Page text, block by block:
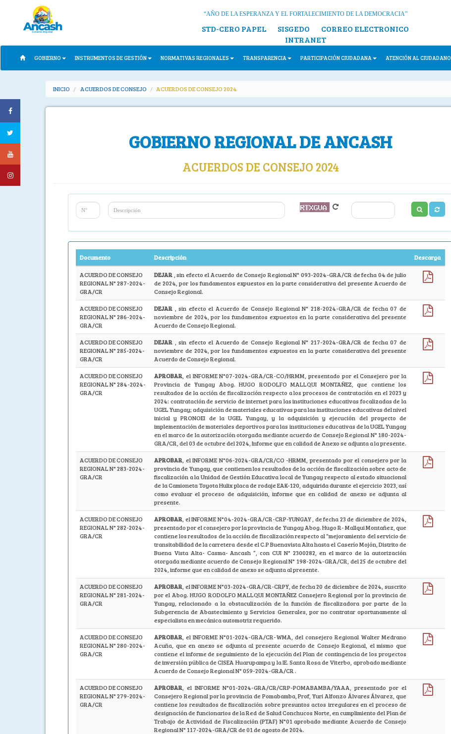
“AÑO DE LA ESPERANZA Y EL FORTALECIMIENTO DE LA DEMOCRACIA”
STD-CERO PAPEL SISGEDO
CORREO ELECTRONICO
INTRANET
GOBIERNO INSTRUMENTOS DE GESTIÓN NORMATIVAS REGIONALES TRANSPARENCIA PARTICIPACIÓN CIUDADANA ATENCIÓN AL CIUDADANO
INICIO ACUERDOS DE CONSEJO ACUERDOS DE CONSEJO 2024
GOBIERNO REGIONAL DE ANCASH
ACUERDOS DE CONSEJO 2024
Documento Descripción Descarga
ACUERDO DE CONSEJO
REGIONAL N° 287-2024-
GRA/CR
DEJAR , sin efecto el Acuerdo de Consejo Regional N° 093-2024-GRA/CR de fecha 04 de julio
de 2024, por los fundamentos expuestos en la parte considerativa del presente Acuerdo de
Consejo Regional.
ACUERDO DE CONSEJO
REGIONAL N° 286-2024-
GRA/CR
DEJAR
, sin efecto el Acuerdo de Consejo Regional N° 218-2024-GRA/CR de fecha 07 de
noviembre de 2024, por los fundamentos expuestos en la parte considerativa del presente
Acuerdo de Consejo Regional.
ACUERDO DE CONSEJO
REGIONAL N° 285-2024-
GRA/CR
DEJAR
, sin efecto el Acuerdo de Consejo Regional N° 217-2024-GRA/CR de fecha 07 de
noviembre de 2024, por los fundamentos expuestos en la parte considerativa del presente
Acuerdo de Consejo Regional.
ACUERDO DE CONSEJO
REGIONAL N° 284-2024-
GRA/CR
APROBAR , el INFORME N°07-2024-GRA/CR-CO/HRMM, presentado por el Consejero por la
Provincia de Yungay Abog. HUGO RODOLFO MALLQUI MONTAÑEZ, que contiene los
resultados de la acción de fiscalización respecto a los procesos de contratación en el 2023 y
2024: contratación de servicio de internet para las instituciones educativas focalizadas de la
UGEL Yungay; adquisición de materiales educativas para las instituciones educativas del nivel
inicial y PRONOEI de la UGEL Yungay, y la adquisición y ejecución del proyecto de
implementación de materiales deportivos para las instituciones educativas de la UGEL Yungay
en el marco de la autorización otorgada mediante acuerdo de Consejo Regional N° 180-2024-
GRA/CR, del 03 de octubre del 2024, Informe que en calidad de Anexo se adjunta a la presente.
ACUERDO DE CONSEJO
REGIONAL N° 283-2024-
GRA/CR
APROBAR , el INFORME N°06-2024-GRA/CR/CO -HRMM, presentado por el consejero por la
provincia de Yungay, que contienen los resultados de la acción de fiscalización sobre acto de
fiscalización a la Unidad de Gestión Educativa local de Yungay respecto al estado situacional
de la Camioneta Toyota Hulix placa de rodaje EAK-120, adquirida durante el ejercicio 2023, así
como evaluar el proceso de adquisición, informe que en calidad de anexo se adjunta al
presente.
ACUERDO DE CONSEJO
REGIONAL N° 282-2024-
GRA/CR
APROBAR , el INFORME N°04-2024-GRA/CR-CRP-YUNGAY , de fecha 23 de diciembre de 2024,
presentado por el consejero por la provincia de Yungay Abog. Hugo R- Mallqui Montañez, que
contiene los resultados de la acción de fiscalización respecto al “mejoramiento del servicio de
transitabilidad de la carretera desde el C.P Buenavista Alta hasta el Caserío Mojón, Distrito de
Buena Vista Alta- Casma- Ancash ”, con CUI N° 2300282, en el marco de la autorización
otorgada mediante acuerdo de Consejo Regional N° 198-2024-GRA/CR, del 25 de octubre del
2024, informe que en calidad de anexo se adjunta al presente.
ACUERDO DE CONSEJO
REGIONAL N° 281-2024-
GRA/CR
APROBAR , el INFORME N°03-2024-GRA/CR-CRPY, de fecha 20 de diciembre de 2024, suscrito
por el Abog. HUGO RODOLFO MALLQUI MONTAÑEZ Consejero Regional por la provincia de
Yungay, relacionado a la obstaculización de la función de fiscalizadora por parte de la
Subgerencia de Abastecimiento y Servicios Generales, por no contratar oportunamente al
especialista en mecánica automotriz requerido.
ACUERDO DE CONSEJO
REGIONAL N° 280-2024-
GRA/CR
APROBAR , el INFORME N°01-2024-GRA/CR-WMA, del consejero Regional Walter Medrano
Acuña, que en anexo se adjunta al presente acuerdo de Consejo Regional, el mismo que
contiene el informe de seguimiento de la ejecución del Plan de contingencia de los proyectos
de inversión pública de CISEA Huarupampa y la IE. Santa Rosa de Viterbo, aprobado mediante
Acuerdo de Consejo Regional N° 059-2024-GRA/CR .
ACUERDO DE CONSEJO
REGIONAL N° 279-2024-
GRA/CR
APROBAR , el INFORME N°01-2024-GRA/CR/CRP-POMABAMBA/YAAA, presentado por el
Consejero Regional por la provincia de Pomabamba, Prof, Yuri Alfonzo Álvares Álvarez, que
contiene los resultados de fiscalización sobre presuntos actos irregulares en el proceso de
designación de funcionarios de la Red de Salud Conchucos Norte, en cumplimiento del Plan de
Trabajo de Actividad de Fiscalización (PTAF) N°01 aprobado mediante Acuerdo de Consejo
Regional N° 117-2024-GRA/CR de 01 de agosto de 2024.